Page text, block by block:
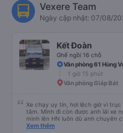
Vexere Team
Ngày cập nhật: 07/08/
Kết Đoàn
Ghế ngồi 16 chỗ
Văn phòng 61 Hùng
1 giờ 15 phút
Văn phòng Giáp Bát
Xe chạy uy tín, hơi lệch giờ vì
tâm. Mình đi còn được anh lái xe
mình lên HN luôn dù anh chuyên
nhiệm của công ty là đặt khách
Xem thêm